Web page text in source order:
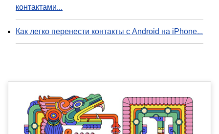
контактами...
Как легко перенести контакты с Android на iPhone...